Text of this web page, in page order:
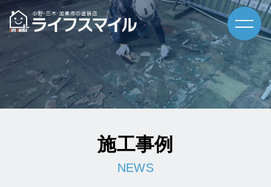
施工事例